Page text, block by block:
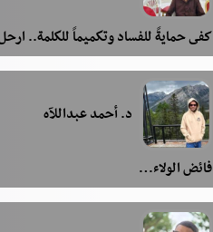
كفى حمايةً للفساد وتكميماً للكلمة..
د. أحمد عبداللآه
فائض الولاء…